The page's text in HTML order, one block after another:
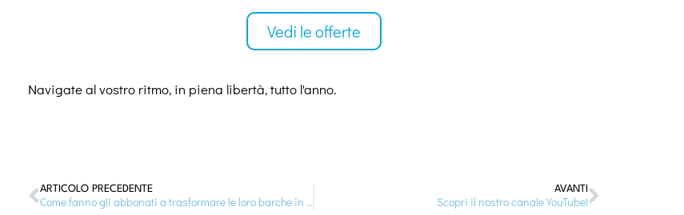
Vedi le offerte
Navigate al vostro ritmo, in piena libertà, tutto l'anno.
ARTICOLO PRECEDENTE
Come fanno gli abbonati a trasformare le loro barche in parchi giochi?
AVANTI
Scopri il nostro canale YouTube!